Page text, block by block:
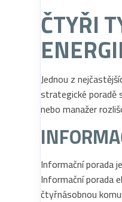
ČTYŘI
Jednou z
strategické poradě
nebo manažer
Informační porada
Informační porada
čtyřnásobnou